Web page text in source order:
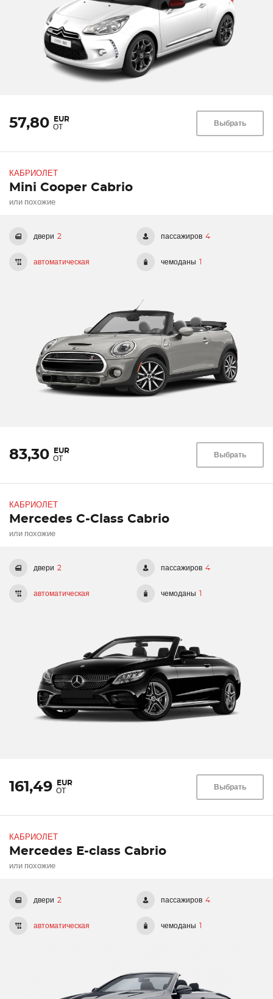
57,80 EUR
ОТ
Выбрать
КАБРИОЛЕТ
Mini Cooper Cabrio
или похожие
двери 2 пассажиров 4
автоматическая чемоданы 1
83,30 EUR
ОТ
Выбрать
КАБРИОЛЕТ
Mercedes C-Class Cabrio
или похожие
двери 2 пассажиров 4
автоматическая чемоданы 1
161,49 EUR
ОТ
Выбрать
КАБРИОЛЕТ
Mercedes E-class Cabrio
или похожие
двери 2 пассажиров 4
автоматическая чемоданы 1